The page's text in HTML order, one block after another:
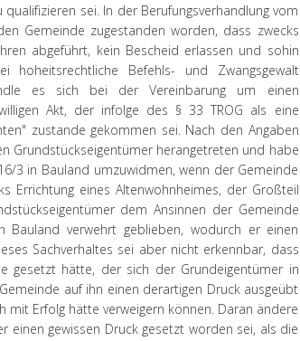
sei. In der Berufungsverhandlung vom
Gemeinde zugestanden worden, dass zwecks
abgeführt, kein Bescheid erlassen und sohin
hoheitsrechtliche Befehls- und Zwangsgewalt
es sich bei der Vereinbarung um einen
Akt, der infolge des § 33 TROG als eine
zustande gekommen sei. Nach den Angaben
Grundstückseigentümer herangetreten und habe
3 in Bauland umzuwidmen, wenn der Gemeinde
Errichtung eines Altenwohnheimes, der Großteil
dem Ansinnen der Gemeinde
verwehrt geblieben, wodurch er einen
Sachverhaltes sei aber nicht erkennbar, dass
gesetzt hätte, der sich der Grundeigentümer in
auf ihn einen derartigen Druck ausgeübt
mit Erfolg hätte verweigern können. Daran ändere
einen gewissen Druck gesetzt worden sei, als die